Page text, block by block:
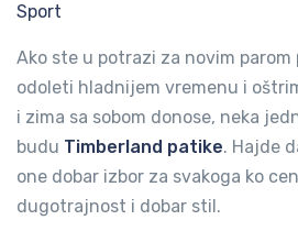
Sport
Ako ste u potrazi za novim parom
odoleti hladnijem vremenu i
i zima sa sobom donose, neka
budu Timberland patike. Hajde
one dobar izbor za svakoga ko
dugotrajnost i dobar stil.